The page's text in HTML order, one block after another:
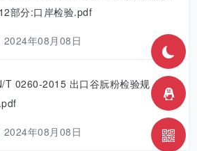
部分:口岸检验.pdf
2024年08月08日
T 0260-2015 出口谷朊粉检验规
2024年08月08日